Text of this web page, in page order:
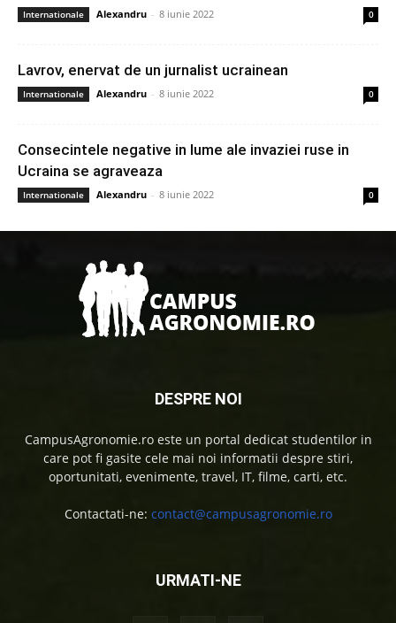
Internationale Alexandru - 8 iunie 2022 0
Lavrov, enervat de un jurnalist ucrainean
Internationale Alexandru - 8 iunie 2022 0
Consecintele negative in lume ale invaziei ruse in
Ucraina se agraveaza
Internationale Alexandru - 8 iunie 2022 0
DESPRE NOI
CampusAgronomie.ro este un portal dedicat studentilor in
care pot fi gasite cele mai noi informatii despre stiri,
oportunitati, evenimente, travel, IT, filme, carti, etc.
Contactati-ne: contact@campusagronomie.ro
URMATI-NE